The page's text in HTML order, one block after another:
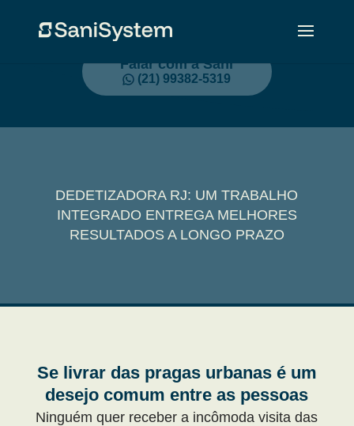
Falar com a Sani
(21) 99382-5319
DEDETIZADORA RJ: UM TRABALHO
INTEGRADO ENTREGA MELHORES
RESULTADOS A LONGO PRAZO
Se livrar das pragas urbanas é um
desejo comum entre as pessoas
Ninguém quer receber a incômoda visita das